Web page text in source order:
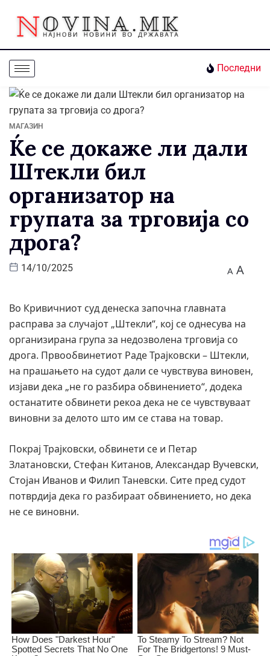
Последни
МАГАЗИН
Ќе се докаже ли дали
Штекли бил
организатор на
групата за трговија со
дрога?
14/10/2025 A A
Во Кривичниот суд денеска започна главната
расправа за случајот „Штекли“, кој се однесува на
организирана група за недозволена трговија со
дрога. Првообвинетиот Раде Трајковски – Штекли,
на прашањето на судот дали се чувствува виновен,
изјави дека „не го разбира обвинението“, додека
останатите обвинети рекоа дека не се чувствуваат
виновни за делото што им се става на товар.
Покрај Трајковски, обвинети се и Петар
Златановски, Стефан Китанов, Александар Вучевски,
Стојан Иванов и Филип Таневски. Сите пред судот
потврдија дека го разбираат обвинението, но дека
не се виновни.